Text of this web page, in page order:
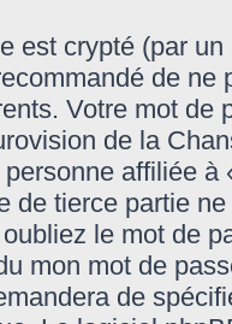
est crypté (par
de
Votre mot de
de la
affiliée
de tierce partie
le mot de
mon mot de
de